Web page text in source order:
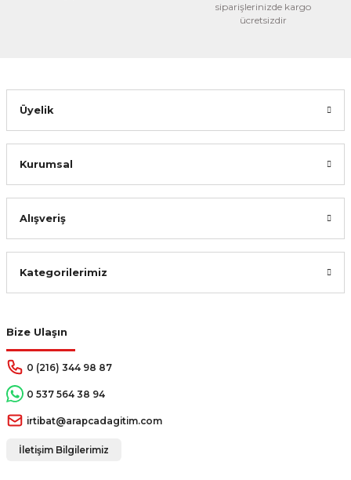
siparişlerinizde kargo
ücretsizdir
Bize Ulaşın
0 (216) 344 98 87
0 537 564 38 94
irtibat@arapcadagitim.com
İletişim Bilgilerimiz
Üyelik
Kurumsal
Alışveriş
Kategorilerimiz